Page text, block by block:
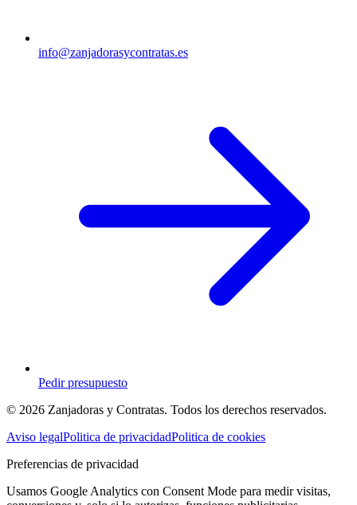
info@zanjadorasycontratas.es
Pedir presupuesto
© 2026 Zanjadoras y Contratas. Todos los derechos reservados.
Aviso legalPolitica de privacidadPolitica de cookies
Preferencias de privacidad
Usamos Google Analytics con Consent Mode para medir visitas,